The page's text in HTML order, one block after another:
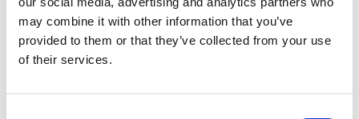
may combine it with other information that you’ve
provided to them or that they’ve collected from your use
of their services.
Zum Angebot hinzufügen